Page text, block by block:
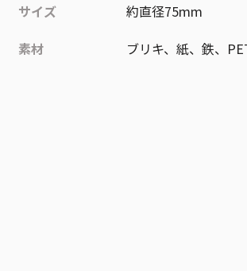
サイズ
約直径75mm
素材
ブリキ、紙、鉄、